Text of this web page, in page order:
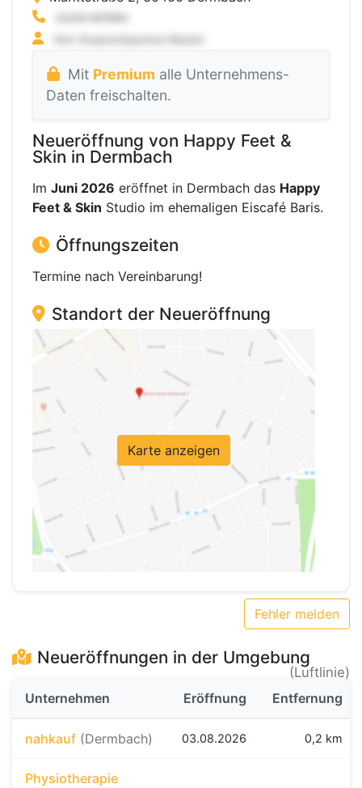
Mit Premium alle Unternehmens-
Daten freischalten.
Neueröffnung von Happy Feet &
Skin in Dermbach
Im Juni 2026 eröffnet in Dermbach das Happy
Feet & Skin Studio im ehemaligen Eiscafé Baris.
Öffnungszeiten
Termine nach Vereinbarung!
Standort der Neueröffnung
Karte anzeigen
Fehler melden
Neueröffnungen in der Umgebung
(Luftlinie)
Unternehmen
Eröffnung Entfernung
nahkauf (Dermbach) 03.08.2026 0,2 km
Physiotherapie